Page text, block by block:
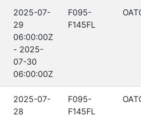
2025-07-
29
06:00:00Z
- 2025-
07-30
06:00:00Z
F095-
F145FL
2025-07-
28
F095-
F145FL